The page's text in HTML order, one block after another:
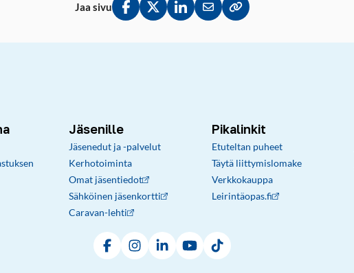
Jaa sivu
Jaa Facebookissa
Jaa Twitterissä
Jaa LinkedInissä
Jaa sähköpostitse
Kopioi linkki leikepöydälle
Jäsenille
Jäsenedut ja -palvelut
Kerhotoiminta
Omat jäsentiedot
Sähköinen jäsenkortti
Caravan-lehti
Pikalinkit
Etuteltan puheet
Täytä liittymislomake
Verkkokauppa
Leirintäopas.fi
FacebookInstagramLinkedInYouTubeTikTok